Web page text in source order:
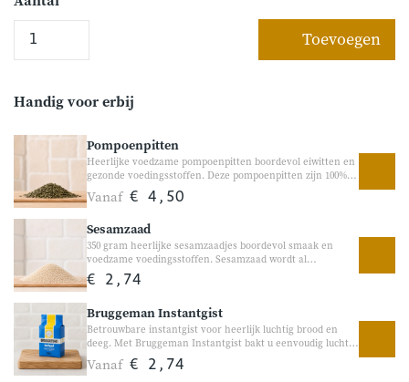
Toevoegen
Handig voor erbij
Pompoenpitten
Heerlijke voedzame pompoenpitten boordevol eiwitten en
gezonde voedingsstoffen. Deze pompoenpitten zijn 100%
natuurlijk en heerlijk als toevoeging aan yoghurt, salades,
brood of bakrecepten. Dankzij hun volle, nootachtige
zowel ontbijt als koken en bakken.
Vanaf € 4,50
Sesamzaad
350 gram heerlijke sesamzaadjes boordevol smaak en
voedzame voedingsstoffen. Sesamzaad wordt al
eeuwenlang gebruikt in brood, bakrecepten en gerechten
van over de hele wereld. De kleine zaadjes hebben een
gerechten extra smaak en bite. Heerlijk als topping op
broodjes, door salades of in zelfgebakken recepten.
€ 2,74
Bruggeman Instantgist
Betrouwbare instantgist voor heerlijk luchtig brood en
deeg. Met Bruggeman Instantgist bakt u eenvoudig luchtig
brood, pizza’s en andere deegrecepten. Deze fijne
korrelgist zorgt voor een goede rijzing en helpt bij het
Vanaf € 2,74